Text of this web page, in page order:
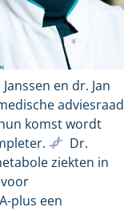
en dr. Jan
adviesraad
komst wordt
Dr.
ziekten in
plus een